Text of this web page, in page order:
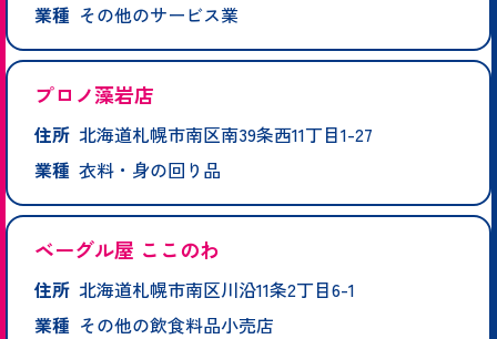
業種 その他のサービス業
プロノ藻岩店
住所 北海道札幌市南区南39条西11丁目1-27
業種 衣料・身の回り品
ベーグル屋 ここのわ
住所 北海道札幌市南区川沿11条2丁目6-1
業種 その他の飲食料品小売店